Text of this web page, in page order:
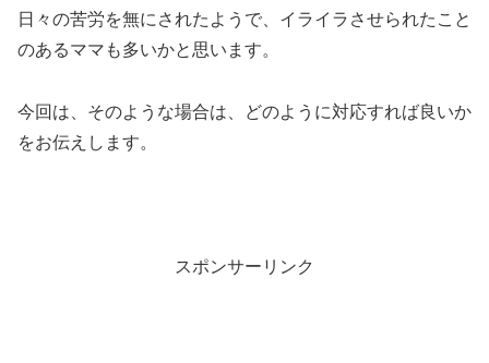
日々の苦労を無にされたようで、イライラさせられたこと
のあるママも多いかと思います。
今回は、そのような場合は、どのように対応すれば良いか
をお伝えします。
スポンサーリンク